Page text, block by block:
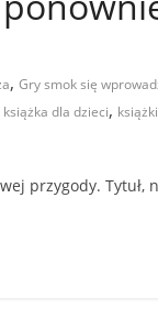
, Gry smok się
książka dla dzieci,
przygody. Tytuł,